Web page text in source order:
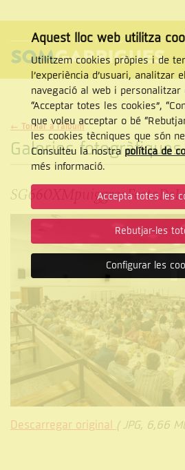
NAVEGACIÓ
Cercar
CERCAR
← Tornar a l'àlbum
Galeries fotogràfiques
Descarregar original ( JPG, 6,66
Aquest lloc web utilitza
Utilitzem cookies pròpies i de
l’experiència d’usuari, analitzar
navegació al web i personalitzar
“Acceptar totes les cookies”,
que voleu acceptar o bé
les cookies tècniques que són
Consulteu la nostrapolítica de
més informació.
Accepta totes les
Rebutjar-les
Configurar les